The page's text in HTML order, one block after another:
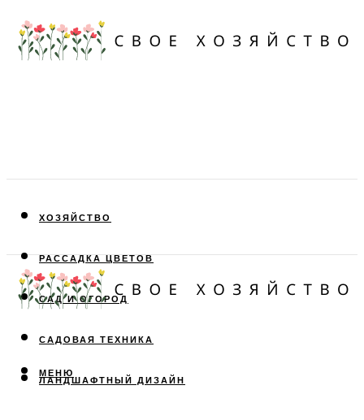
ХОЗЯЙСТВО
РАССАДКА ЦВЕТОВ
САД И ОГОРОД
САДОВАЯ ТЕХНИКА
ЛАНДШАФТНЫЙ ДИЗАЙН
МЕНЮ